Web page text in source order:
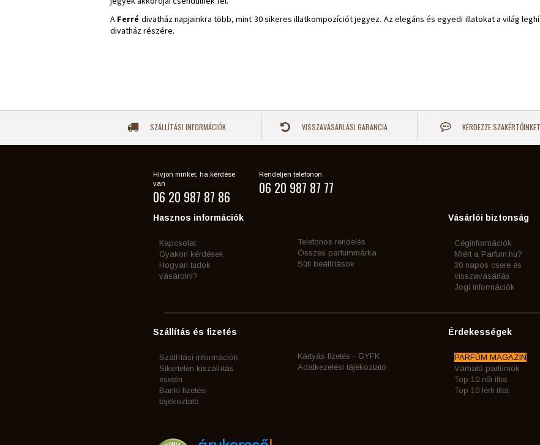
A Ferré divatház napjainkra több, mint 30 sikeres illatkompozíciót jegyez. Az elegáns és egyedi illatokat a világ
divatház részére.
SZÁLLÍTÁSI INFORMÁCIÓK VISSZAVÁSÁRLÁSI GARANCIA KÉRDEZZE SZAKÉRTŐINKET
Hívjon minket, ha kérdése
van
06 20 987 87 86
Rendeljen telefonon
06 20 987 87 77
Hasznos információk
Kapcsolat
Gyakori kérdések
Hogyan tudok
vásárolni?
Telefonos rendelés
Összes parfummárka
Süti beállítások
Vásárlói biztonság
Céginformációk
Miért a Parfum.hu?
30 napos csere és
visszavásárlás
Jogi információk
Szállítás és fizetés
Szállítási információk
Sikertelen kiszállítás
esetén
Banki fizetési
tájékoztató
Kártyás fizetés - GYFK
Adatkezelési tájékoztató
Érdekességek
PARFÜM MAGAZIN
Várható parfümök
Top 10 női illat
Top 10 férfi illat